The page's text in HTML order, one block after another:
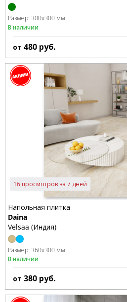
Размер: 300x300 мм
В наличии
от 480 руб.
16 просмотров за 7 дней
Напольная плитка
Daina
Velsaa (Индия)
Размер: 360x300 мм
В наличии
от 380 руб.